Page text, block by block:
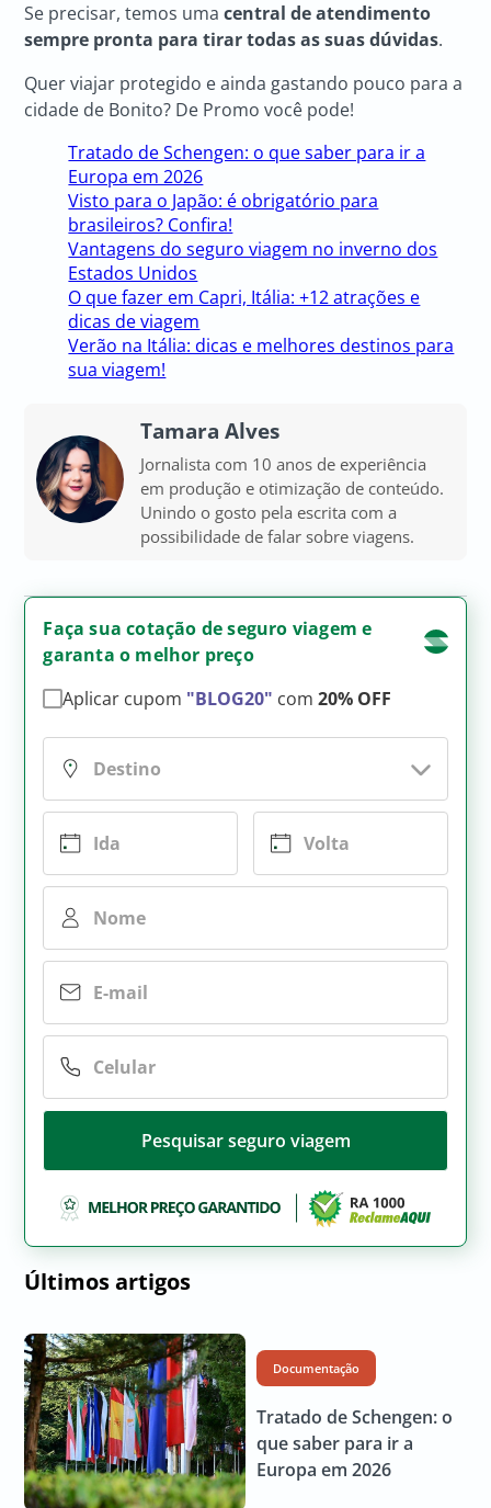
Se precisar, temos umacentral de atendimento
sempre pronta para tirar todas as suas dúvidas.
Quer viajar protegido e ainda gastando pouco para a
cidade de Bonito? De Promo você pode!
Tratado de Schengen: o que saber para ir a
Europa em 2026
Visto para o Japão: é obrigatório para
brasileiros? Confira!
Vantagens do seguro viagem no inverno dos
Estados Unidos
O que fazer em Capri, Itália: +12 atrações e
dicas de viagem
Verão na Itália: dicas e melhores destinos para
sua viagem!
Tamara Alves
Jornalista com 10 anos de experiência
em produção e otimização de conteúdo.
Unindo o gosto pela escrita com a
possibilidade de falar sobre viagens.
Faça sua cotação de seguro viagem e
garanta o melhor preço
Aplicar cupom "BLOG20" com20% OFF
Pesquisar seguro viagem
Últimos artigos
Documentação
Tratado de Schengen: o
que saber para ir a
Europa em 2026